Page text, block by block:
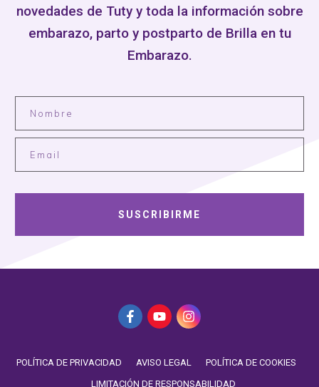
novedades de Tuty y toda la información sobre
embarazo, parto y postparto de Brilla en tu
Embarazo.
SUSCRIBIRME
POLÍTICA DE PRIVACIDAD AVISO LEGAL
POLÍTICA DE COOKIES
LIMITACIÓN DE RESPONSABILIDAD